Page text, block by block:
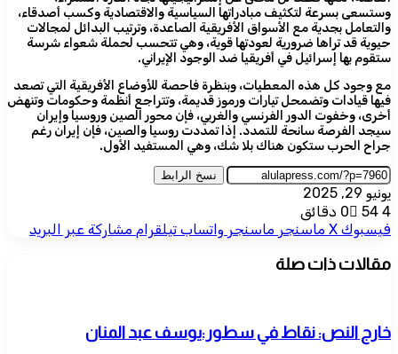
وستسعى بسرعة لتكثيف مبادراتها السياسية والاقتصادية وكسب أصدقاء،
والتعامل بجدية مع الأسواق الأفريقية الصاعدة، وترتيب البدائل لمجالات
حيوية قد تراها ضرورية لعودتها قوية، وهي تتحسب لحملة شعواء شرسة
ستقوم بها إسرائيل في أفريقيا ضد الوجود الإيراني.
مع وجود كل هذه المعطيات، وبنظرة فاحصة للأوضاع الأفريقية التي تصعد
فيها قيادات وتضمحل تيارات ورموز قديمة، وتتراجع أنظمة وحكومات وتنهض
أخرى، وخفوت الدور الفرنسي والغربي، فإن محور الصين وروسيا وإيران
سيجد الفرصة سانحة للتمدد. إذا تمددت روسيا والصين، فإن إيران رغم
جراح الحرب ستكون هناك بلا شك، وهي المستفيد الأول.
نسخ الرابط
يونيو 29, 2025
0
54 4 دقائق
فيسبوك ‫X ماسنجر ماسنجر واتساب تيلقرام مشاركة عبر البريد
مقالات ذات صلة
خارج النص: نقاط في سطور:يوسف عبد المنان